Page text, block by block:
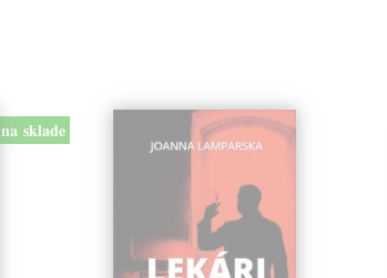
na sklade